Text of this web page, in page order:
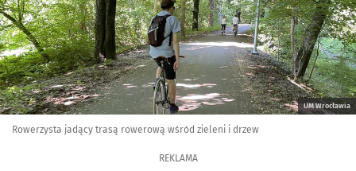
UM Wrocławia
Rowerzysta jadący trasą rowerową wśród zieleni i drzew
REKLAMA